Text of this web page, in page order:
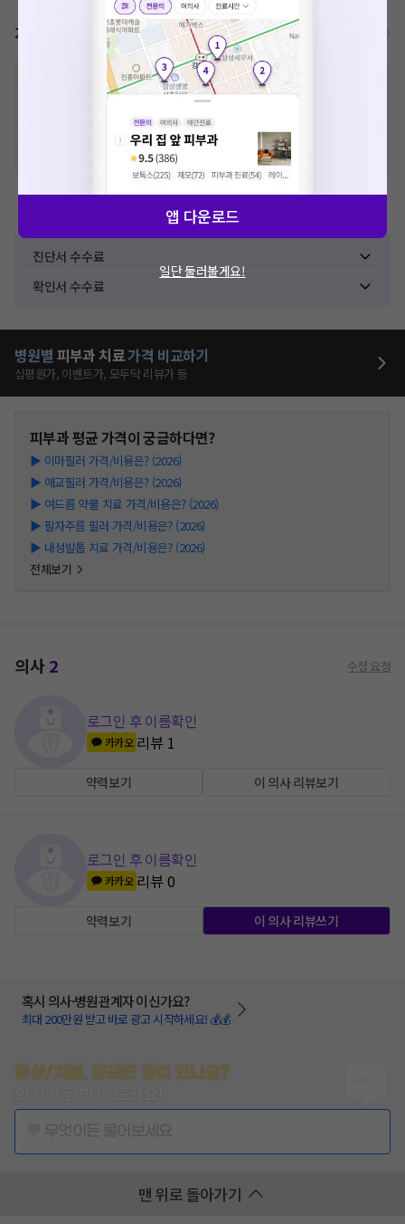
가격표 비급여/급여 진료란?
비급여 항목의 경우,추가비용 등으로 실제 가격과 상이할 수 있으니, 정확
한 가격은 해당 의료기관에 직접 문의해주세요.
격입니다. (진료와 연관된 복합적인 비용이 추가되어, 병원마다 금액이 다르게
산정될 수 있는 점 참고 바랍니다.)
※ 이벤트가, 할인가는VAT 포함
진단서 수수료
확인서 수수료
병원별 피부과 치료가격 비교하기
심평원가, 이벤트가, 모두닥 리뷰가 등
피부과평균 가격이 궁금하다면?
▶ 이마필러 가격/비용은? (2026)
▶ 애교필러 가격/비용은? (2026)
▶ 여드름 약물 치료 가격/비용은? (2026)
▶ 팔자주름 필러 가격/비용은? (2026)
▶ 내성발톱 치료 가격/비용은? (2026)
전체보기
의사2 수정 요청
로그인 후 이름확인
카카오 리뷰 1
약력보기 이 의사 리뷰보기
로그인 후 이름확인
카카오 리뷰0
약력보기 이 의사 리뷰쓰기
혹시 의사·병원관계자 이신가요?
최대 200만원 받고 바로 광고 시작하세요! 💰💰
증상/치료, 궁금한 점이 있나요?
맨 위로 돌아가기
앱 다운로드
일단 둘러볼게요!